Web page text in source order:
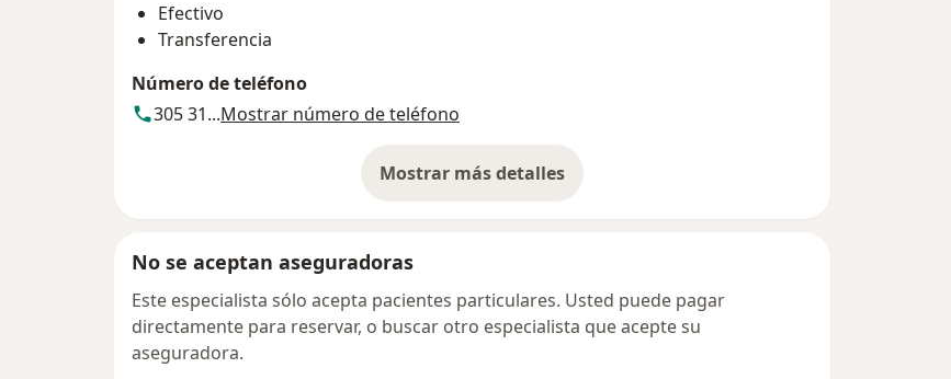
Efectivo
Transferencia
Número de teléfono
305 31...Mostrar número de teléfono
Mostrar más detalles
sobre la dirección
No se aceptan aseguradoras
Este especialista sólo acepta pacientes particulares. Usted puede pagar
directamente para reservar, o buscar otro especialista que acepte su
aseguradora.